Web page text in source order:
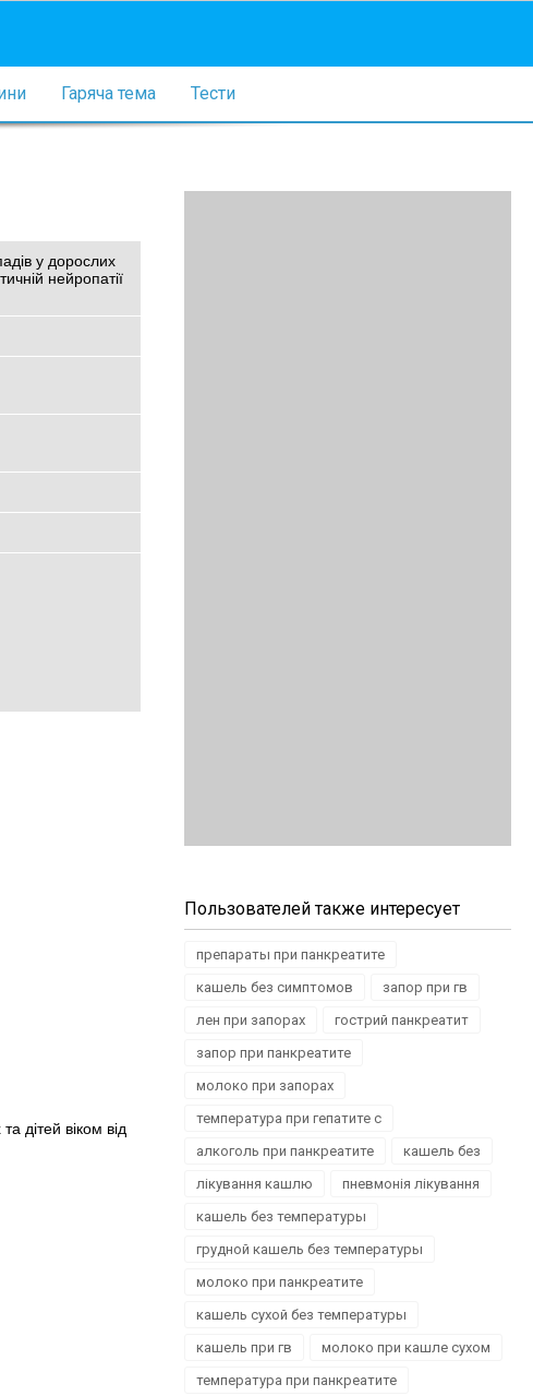
Гаряча тема Тести
у дорослих
нейропатії
дітей віком від
Пользователей также интересует
препараты при панкреатите
кашель без симптомов
запор при гв
лен при запорах
гострий панкреатит
запор при панкреатите
молоко при запорах
температура при гепатите с
алкоголь при панкреатите
кашель без
лікування кашлю
пневмонія лікування
кашель без температуры
грудной кашель без температуры
молоко при панкреатите
кашель сухой без температуры
кашель при гв
молоко при кашле сухом
температура при панкреатите